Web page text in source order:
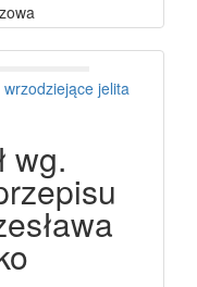
jelita
wg.